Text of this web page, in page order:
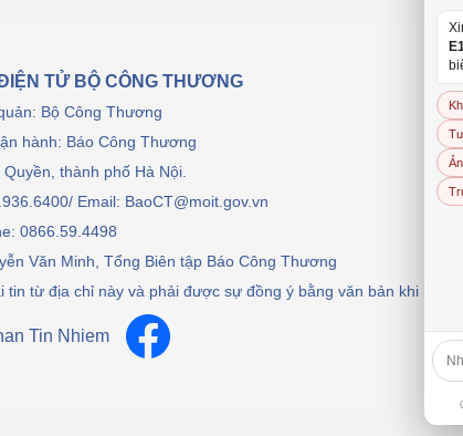
TỬ BỘ CÔNG THƯƠNG
Bộ Công Thương
hành: Báo Công Thương
thành phố Hà Nội.
Email: BaoCT@moit.gov.vn
0866.59.4498
Văn Minh, Tổng Biên tập Báo Công Thương
từ địa chỉ này và phải được sự đồng ý bằng văn bản khi khai